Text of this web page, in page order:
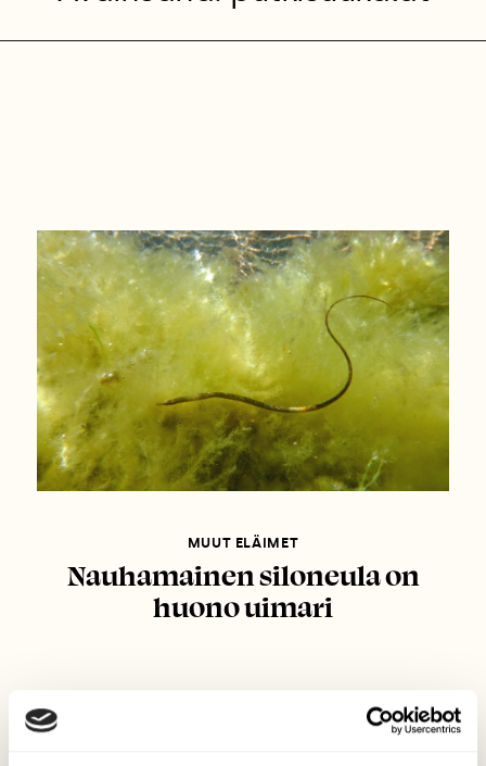
MUUT ELÄIMET
Nauhamainen siloneula on
huono uimari